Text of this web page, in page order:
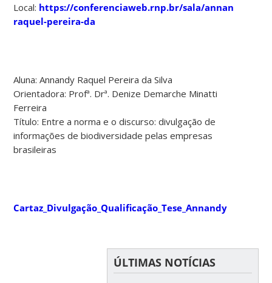
Local: https://conferenciaweb.rnp.br/sala/annandy-
raquel-pereira-da
Aluna: Annandy Raquel Pereira da Silva
Orientadora: Profª. Drª. Denize Demarche Minatti
Ferreira
Título: Entre a norma e o discurso: divulgação de
informações de biodiversidade pelas empresas
brasileiras
Cartaz_Divulgação_Qualificação_Tese_Annandy
ÚLTIMAS NOTÍCIAS